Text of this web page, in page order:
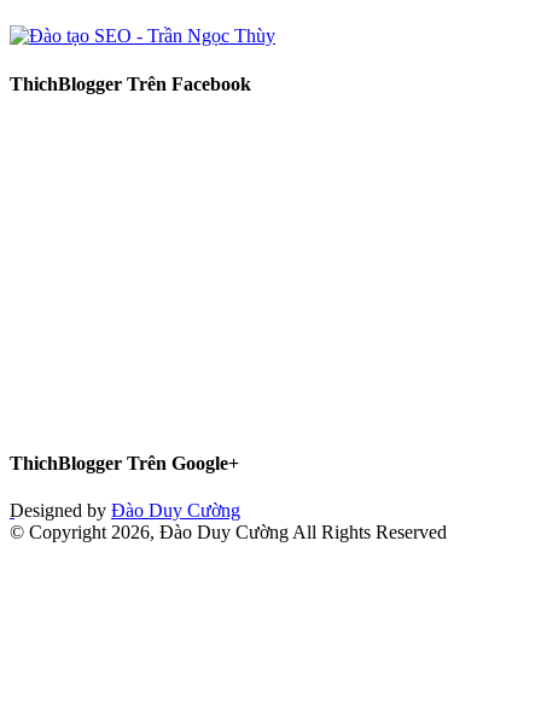
ThichBlogger Trên Facebook
ThichBlogger Trên Google+
Designed by Đào Duy Cường
© Copyright 2026, Đào Duy Cường All Rights Reserved